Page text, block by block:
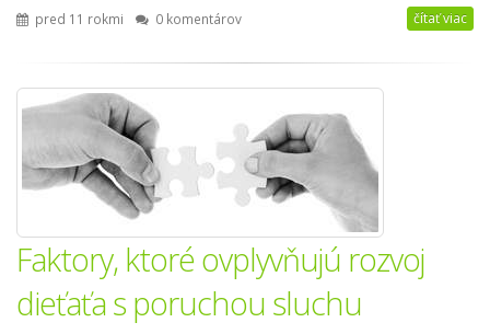
pred 11 rokmi 0 komentárov čítať viac
Faktory, ktoré ovplyvňujú rozvoj
dieťaťa s poruchou sluchu